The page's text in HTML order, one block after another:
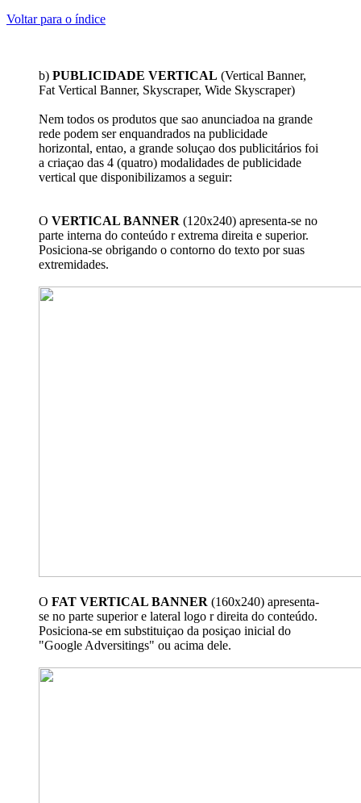
Voltar para o índice
b) PUBLICIDADE VERTICAL (Vertical Banner,
Fat Vertical Banner, Skyscraper, Wide Skyscraper)
Nem todos os produtos que sao anunciadoa na grande
rede podem ser enquandrados na publicidade
horizontal, entao, a grande soluçao dos publicitários foi
a criaçao das 4 (quatro) modalidades de publicidade
vertical que disponibilizamos a seguir:
O VERTICAL BANNER (120x240) apresenta-se no
parte interna do conteúdo r extrema direita e superior.
Posiciona-se obrigando o contorno do texto por suas
extremidades.
O FAT VERTICAL BANNER (160x240) apresenta-
se no parte superior e lateral logo r direita do conteúdo.
Posiciona-se em substituiçao da posiçao inicial do
"Google Adversitings" ou acima dele.